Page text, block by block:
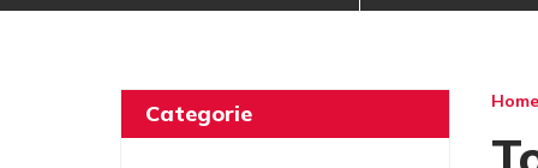
Categorie Home